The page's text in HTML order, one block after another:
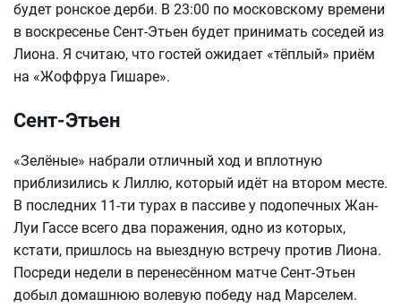
будет ронское дерби. В 23:00 по московскому времени
в воскресенье Сент-Этьен будет принимать соседей из
Лиона. Я считаю, что гостей ожидает «тёплый» приём
на «Жоффруа Гишаре».
Сент-Этьен
«Зелёные» набрали отличный ход и вплотную
приблизились к Лиллю, который идёт на втором месте.
В последних 11-ти турах в пассиве у подопечных Жан-
Луи Гассе всего два поражения, одно из которых,
кстати, пришлось на выездную встречу против Лиона.
Посреди недели в перенесённом матче Сент-Этьен
добыл домашнюю волевую победу над Марселем.